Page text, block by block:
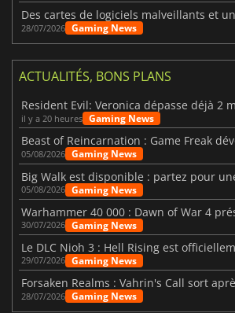
28/07/2026 Gaming News
ACTUALITÉS, BONS PLANS
il y a 20 heures Gaming News
05/08/2026 Gaming News
05/08/2026 Gaming News
30/07/2026 Gaming News
29/07/2026 Gaming News
28/07/2026 Gaming News